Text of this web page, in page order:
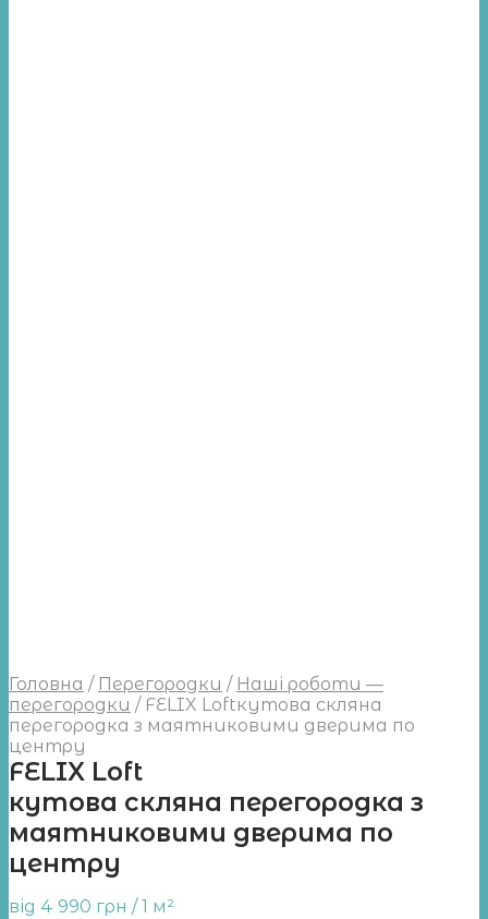
Головна / Перегородки / Наші роботи —
перегородки /FELIX Loftкутова скляна
перегородка з маятниковими дверима по
центру
FELIX Loft
кутова скляна перегородка з
маятниковими дверима по
центру
від 4 990 грн / 1 м²